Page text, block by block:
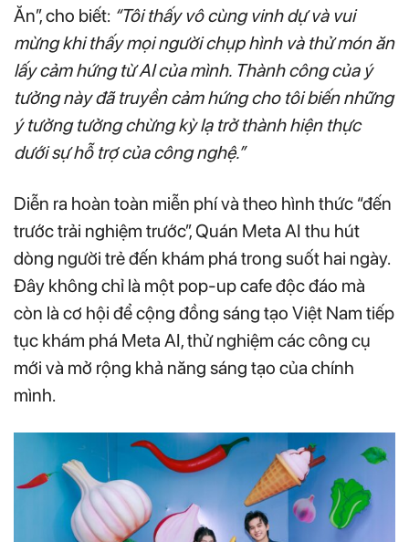
Ăn”, cho biết: “Tôi thấy vô cùng vinh dự và vui
mừng khi thấy mọi người chụp hình và thử món ăn
lấy cảm hứng từ AI của mình. Thành công của ý
tưởng này đã truyền cảm hứng cho tôi biến những
ý tưởng tưởng chừng kỳ lạ trở thành hiện thực
dưới sự hỗ trợ của công nghệ.”
Diễn ra hoàn toàn miễn phí và theo hình thức “đến
trước trải nghiệm trước”, Quán Meta AI thu hút
dòng người trẻ đến khám phá trong suốt hai ngày.
Đây không chỉ là một pop-up cafe độc đáo mà
còn là cơ hội để cộng đồng sáng tạo Việt Nam tiếp
tục khám phá Meta AI, thử nghiệm các công cụ
mới và mở rộng khả năng sáng tạo của chính
mình.